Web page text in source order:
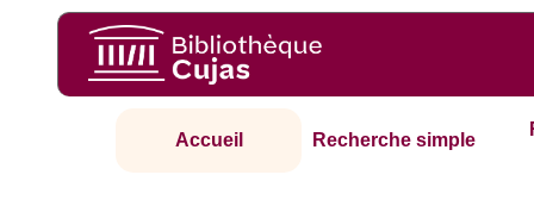
Accueil Recherche simple